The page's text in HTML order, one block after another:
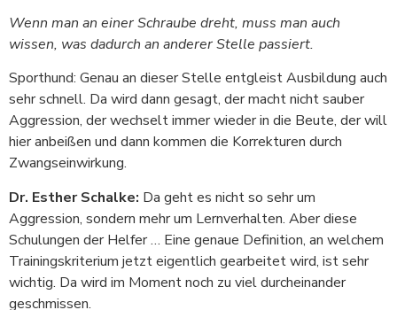
Wenn man an einer Schraube dreht, muss man auch
wissen, was dadurch an anderer Stelle passiert.
Sporthund: Genau an dieser Stelle entgleist Ausbildung auch
sehr schnell. Da wird dann gesagt, der macht nicht sauber
Aggression, der wechselt immer wieder in die Beute, der will
hier anbeißen und dann kommen die Korrekturen durch
Zwangseinwirkung.
Dr. Esther Schalke: Da geht es nicht so sehr um
Aggression, sondern mehr um Lernverhalten. Aber diese
Schulungen der Helfer … Eine genaue Definition, an welchem
Trainingskriterium jetzt eigentlich gearbeitet wird, ist sehr
wichtig. Da wird im Moment noch zu viel durcheinander
geschmissen.